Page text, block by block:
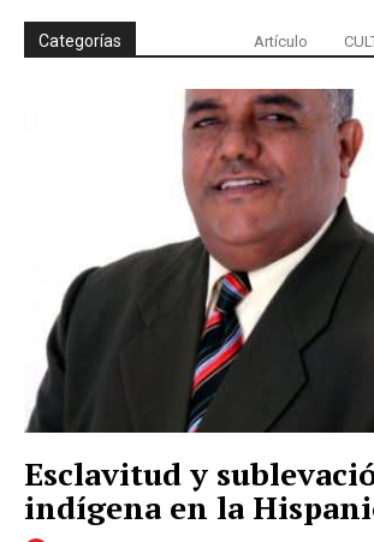
Categorías Artículo
Esclavitud y
indígena en la